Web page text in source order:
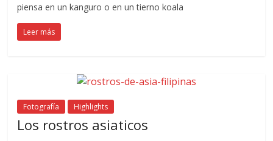
piensa en un kanguro o en un tierno koala
Leer más
Fotografía Highlights
Los rostros asiaticos